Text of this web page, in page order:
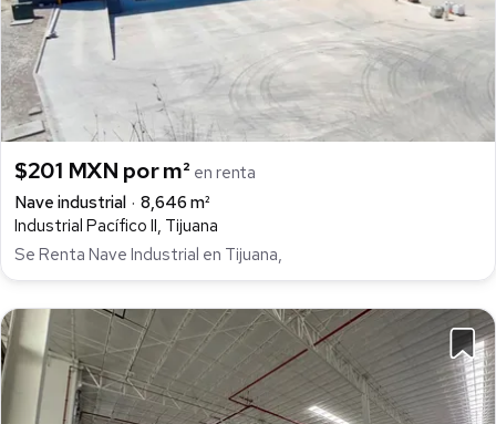
$201 MXN por m² en renta
Nave industrial
8,646 m²
Industrial Pacífico II, Tijuana
Se Renta Nave Industrial en Tijuana,